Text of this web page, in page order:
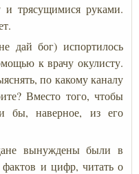
трясущимися руками.
дай бог) испортилось
к врачу окулисту.
по какому каналу
Вместо того, чтобы
бы, наверное, из его
вынуждены были в
фактов и цифр, читать о